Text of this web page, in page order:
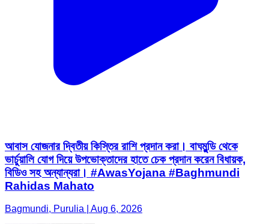
আবাস যোজনার দ্বিতীয় কিস্তির রাশি প্রদান করা। বাঘমুন্ডি থেকে
ভার্চুয়ালি যোগ দিয়ে উপভোক্তাদের হাতে চেক প্রদান করেন বিধায়ক,
বিডিও সহ অন্যান্যরা। #AwasYojana #Baghmundi
Rahidas Mahato
Bagmundi, Purulia | Aug 6, 2026